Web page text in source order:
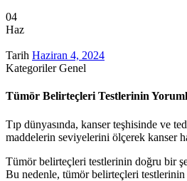
04
Haz
Tarih Haziran 4, 2024
KategorilerGenel
Tümör Belirteçleri Testlerinin
Tıp dünyasında, kanser teşhisinde ve
maddelerin seviyelerini ölçerek kanser
Tümör belirteçleri testlerinin doğru bir
Bu nedenle, tümör belirteçleri testlerinin